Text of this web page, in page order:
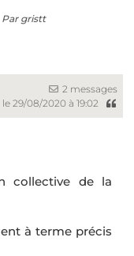
Par gristt
2 messages
le 29/08/2020 à 19:02
collective de la
à terme précis